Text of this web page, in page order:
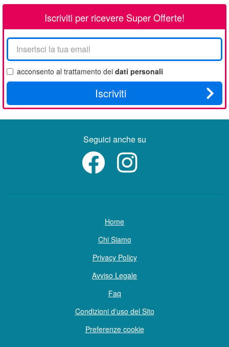
Iscriviti per ricevere Super Offerte!
La
tua
email
acconsento al trattamento dei dati personali
Iscriviti
Seguici anche su
Home
Chi Siamo
Privacy Policy
Avviso Legale
Faq
Condizioni d'uso del Sito
Preferenze cookie